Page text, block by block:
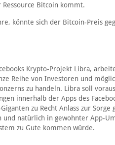
Bitcoin kommt.
könnte sich der Bitcoin-Preis
Krypto-Projekt Libra,
Reihe von Investoren und
zu handeln. Libra soll
innerhalb der Apps des
zu Recht Anlass zur
natürlich in gewohnter App-
zu Gute kommen würde.